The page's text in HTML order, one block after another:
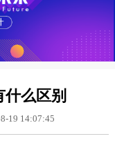
么区别
19 14:07:45